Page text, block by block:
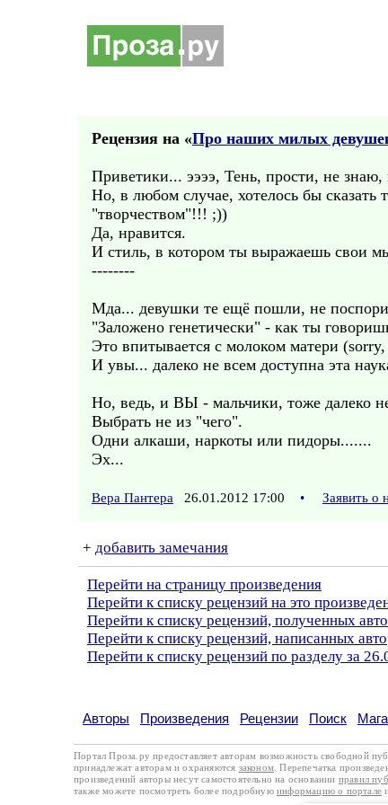
Рецензия на «Про наших милых
Приветики... ээээ, Тень, прости, не знаю,
Но, в любом случае, хотелось бы сказать
"творчеством"!!! ;))
Да, нравится.
И стиль, в котором ты выражаешь свои
--------
Мда... девушки те ещё пошли, не
"Заложено генетически" - как ты
Это впитывается с молоком матери
И увы... далеко не всем доступна эта
Но, ведь, и ВЫ - мальчики, тоже далеко
Выбрать не из "чего".
Одни алкаши, наркоты или пидоры.......
Эх...
Вера Пантера 26.01.2012 17:00 • Заявить о
+ добавить замечания
Перейти на страницу произведения
Перейти к списку рецензий на это
Перейти к списку рецензий, полученных
Перейти к списку рецензий, написанных
Перейти к списку рецензий по разделу за
Авторы Произведения Рецензии Поиск
Портал Проза.ру предоставляет авторам возможность свободной
принадлежат авторам и охраняются законом . Перепечатка
произведений авторы несут самостоятельно на основании правил
также можете посмотреть более подробную информацию о портале